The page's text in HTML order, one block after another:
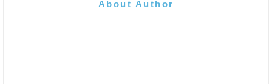
About Author